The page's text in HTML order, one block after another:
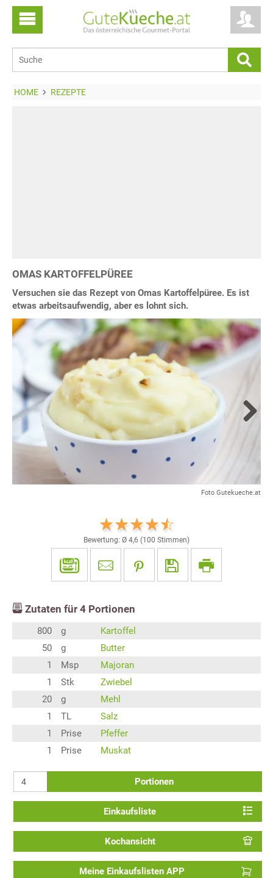
HOME REZEPTE
OMAS KARTOFFELPÜREE
Versuchen sie das Rezept von Omas Kartoffelpüree. Es ist
etwas arbeitsaufwendig, aber es lohnt sich.
Foto Gutekueche.at
Bewertung: Ø 4,6 (100 Stimmen)
Zutaten für 4 Portionen
800 g
Kartoffel
50
g
Butter
1
Msp
Majoran
1
Stk
Zwiebel
20
g
Mehl
1
TL
Salz
1
Prise
Pfeffer
1
Prise Muskat
Portionen
Einkaufsliste
Kochansicht
Meine Einkaufslisten APP